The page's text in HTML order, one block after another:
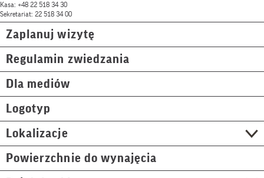
Kasa: +48 22 518 34 30
Sekretariat: 22 518 34 00
Zaplanuj wizytę
Regulamin zwiedzania
Dla mediów
Logotyp
Lokalizacje
Powierzchnie do wynajęcia